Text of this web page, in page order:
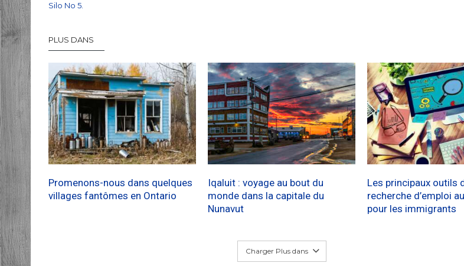
Silo No 5.
PLUS DANS
Promenons-nous dans quelques
villages fantômes en Ontario
Iqaluit : voyage au bout du
monde dans la capitale du
Nunavut
Les principaux outils
recherche d’emploi
pour les immigrants
Charger Plus dans